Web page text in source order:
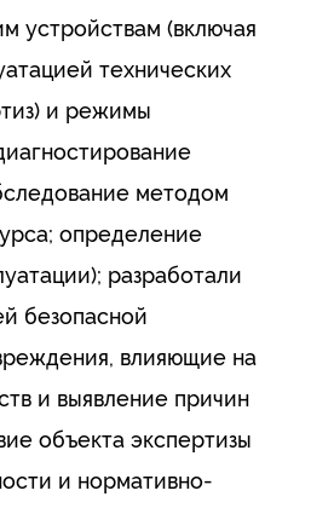
устройствам (включая
технических
и режимы
методом
определение
разработали
безопасной
влияющие на
и выявление причин
объекта экспертизы
и нормативно-